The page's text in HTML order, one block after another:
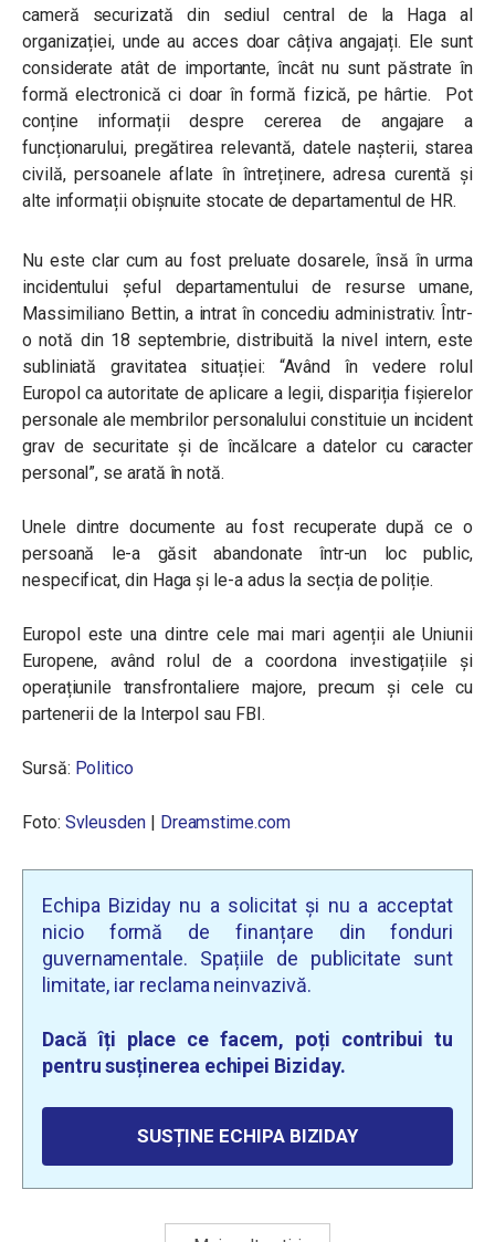
cameră securizată din sediul central de la Haga al
organizației, unde au acces doar câțiva angajați. Ele sunt
considerate atât de importante, încât nu sunt păstrate în
formă electronică ci doar în formă fizică, pe hârtie. Pot
conține informații despre cererea de angajare a
funcționarului, pregătirea relevantă, datele nașterii, starea
civilă, persoanele aflate în întreținere, adresa curentă și
alte informații obișnuite stocate de departamentul de HR.
Nu este clar cum au fost preluate dosarele, însă în urma
incidentului șeful departamentului de resurse umane,
Massimiliano Bettin, a intrat în concediu administrativ. Într-
o notă din 18 septembrie, distribuită la nivel intern, este
subliniată gravitatea situației: “Având în vedere rolul
Europol ca autoritate de aplicare a legii, dispariția fișierelor
personale ale membrilor personalului constituie un incident
grav de securitate și de încălcare a datelor cu caracter
personal”, se arată în notă.
Unele dintre documente au fost recuperate după ce o
persoană le-a găsit abandonate într-un loc public,
nespecificat, din Haga și le-a adus la secția de poliție.
Europol este una dintre cele mai mari agenții ale Uniunii
Europene, având rolul de a coordona investigațiile și
operațiunile transfrontaliere majore, precum și cele cu
partenerii de la Interpol sau FBI.
Sursă: Politico
Foto: Svleusden| Dreamstime.com
Echipa Biziday nu a solicitat și nu a acceptat
nicio formă de finanțare din fonduri
guvernamentale. Spațiile de publicitate sunt
limitate, iar reclama neinvazivă.
Dacă îți place ce facem, poți contribui tu
pentru susținerea echipei Biziday.
SUSȚINE ECHIPA BIZIDAY